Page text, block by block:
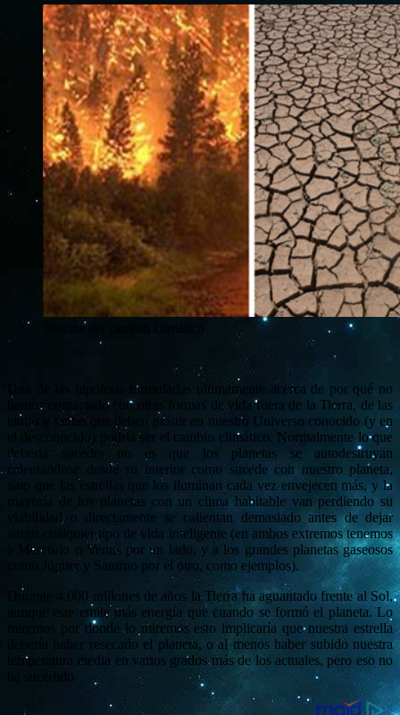
Efectos del cambio climático
Una de las hipótesis formuladas últimamente acerca de por qué no
hemos contactado con otras formas de vida fuera de la Tierra, de las
tantas y tantas que deben existir en nuestro Universo conocido (y en
el desconocido) podría ser el cambio climático. Normalmente lo que
debería suceder no es que los planetas se autodestruyan
calentándose desde su interior como sucede con nuestro planeta,
sino que las estrellas que los iluminan cada vez envejecen más, y la
mayoría de los planetas con un clima habitable van perdiendo su
viabilidad o directamente se calientan demasiado antes de dejar
surgir cualquier tipo de vida inteligente (en ambos extremos tenemos
a Mercurio o Venus por un lado, y a los grandes planetas gaseosos
como Júpiter y Saturno por el otro, como ejemplos).
Durante 4.000 millones de años la Tierra ha aguantado frente al Sol,
aunque este emite más energía que cuando se formó el planeta. Lo
miremos por donde lo miremos esto implicaría que nuestra estrella
debería haber resecado el planeta, o al menos haber subido nuestra
temperatura media en varios grados más de los actuales, pero eso no
ha sucedido.